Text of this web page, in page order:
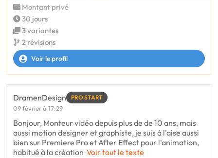
Montant privé
30 jours
3 variantes
2 révisions
Voir le profil
DramenDesign PRO START
09 février à 17:29
Bonjour, Monteur vidéo depuis plus de de 10 ans, mais
aussi motion designer et graphiste, je suis à l'aise aussi
bien sur Premiere Pro et After Effect pour l'animation,
habitué à la création Voir tout le texte